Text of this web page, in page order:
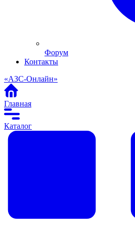
Форум
Контакты
«АЗС-Онлайн»
Главная
Каталог